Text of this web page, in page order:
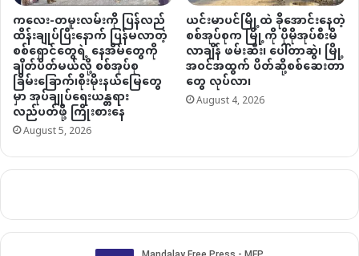
ကလေး-တမူးလမ်းကို ပြန်လည်
ထိန်းချုပ်ပြီးနောက် ပြန်မလာတဲ့
စစ်ရှောင်တွေရဲ့ နေအိမ်တွေကို
ချိတ်ပိတ်မယ်လို့ စစ်အုပ်စု
ခြိမ်းခြောက်၊စိုးမိုးနယ်မြေတွေ
မှာ အုပ်ချုပ်ရေးယန္တရား
လည်ပတ်ဖို့ ကြိုးစားနေ
August 5, 2026
ယင်းမာပင်မြို့ထဲ ခိုအောင်းနေတဲ့
စစ်အုပ်စုက မြို့ကို ပိုမိုအုပ်စီးမိ
လာချိန် ဖမ်းဆီး၊ ပေါ်တာဆွဲ၊ မြို့
အဝင်အထွက် ပိတ်ဆို့စစ်ဆေးတာ
တွေ လုပ်လာ၊
August 4, 2026